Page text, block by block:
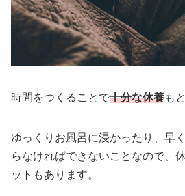
時間をつくることで十分な休養も
ゆっくりお風呂に浸かったり、早
らなければできないことなので、
ットもあります。